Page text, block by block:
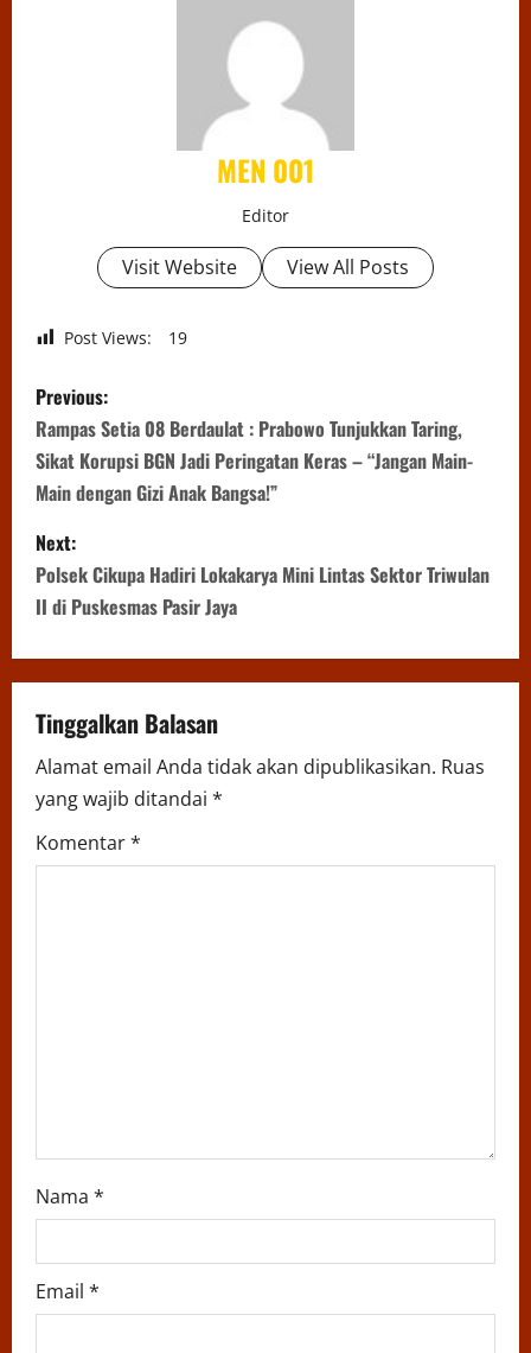
MEN 001
Editor
Visit Website View All Posts
Post Views: 19
P
o
s
t
n
v
i
g
a
t
Previous:
Rampas Setia 08 Berdaulat : Prabowo Tunjukkan Taring,
Sikat Korupsi BGN Jadi Peringatan Keras – “Jangan Main-
Main dengan Gizi Anak Bangsa!”
Next:
Polsek Cikupa Hadiri Lokakarya Mini Lintas Sektor Triwulan
II di Puskesmas Pasir Jaya
Tinggalkan Balasan
Alamat email Anda tidak akan dipublikasikan. Ruas
yang wajib ditandai *
Komentar*
Nama *
Email *